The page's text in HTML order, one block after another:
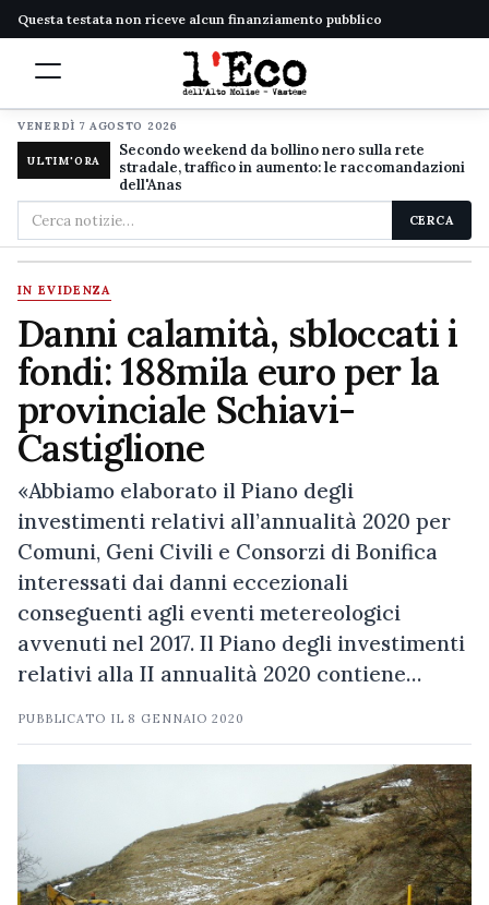
Questa testata non riceve alcun finanziamento pubblico
VENERDÌ 7 AGOSTO 2026
ULTIM'ORA
Secondo weekend da bollino nero sulla rete
stradale, traffico in aumento: le raccomandazioni
dell'Anas
Cerca
nel
sito
CERCA
IN EVIDENZA
Danni calamità, sbloccati i
fondi: 188mila euro per la
provinciale Schiavi-
Castiglione
«Abbiamo elaborato il Piano degli
investimenti relativi all’annualità 2020 per
Comuni, Geni Civili e Consorzi di Bonifica
interessati dai danni eccezionali
conseguenti agli eventi metereologici
avvenuti nel 2017. Il Piano degli investimenti
relativi alla II annualità 2020 contiene…
PUBBLICATO IL 8 GENNAIO 2020